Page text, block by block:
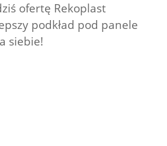
ofertę Rekoplast
podkład pod panele
siebie!